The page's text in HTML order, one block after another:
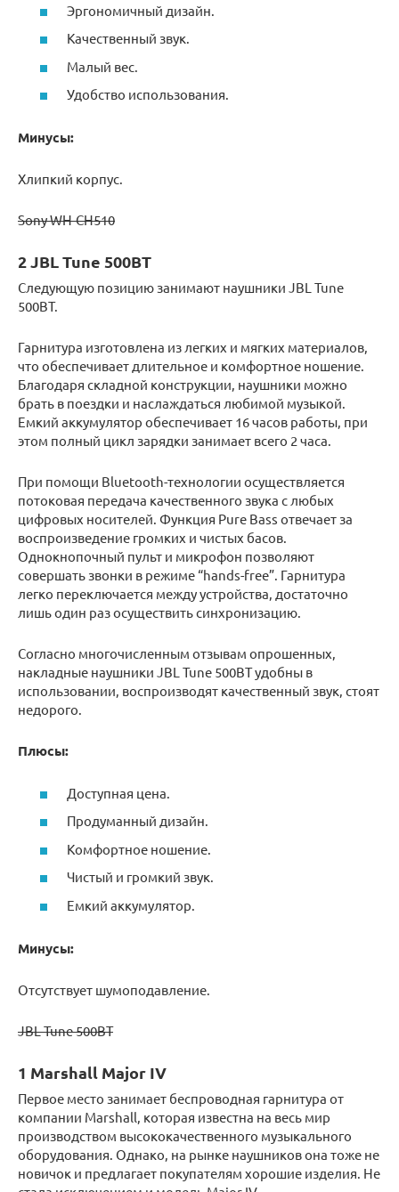
Эргономичный дизайн.
Качественный звук.
Малый вес.
Удобство использования.
Минусы:
Хлипкий корпус.
Sony WH-CH510
2 JBL Tune 500BT
Следующую позицию занимают наушники JBL Tune
500BT.
Гарнитура изготовлена из легких и мягких материалов,
что обеспечивает длительное и комфортное ношение.
Благодаря складной конструкции, наушники можно
брать в поездки и наслаждаться любимой музыкой.
Емкий аккумулятор обеспечивает 16 часов работы, при
этом полный цикл зарядки занимает всего 2 часа.
При помощи Bluetooth-технологии осуществляется
потоковая передача качественного звука с любых
цифровых носителей. Функция Pure Bass отвечает за
воспроизведение громких и чистых басов.
Однокнопочный пульт и микрофон позволяют
совершать звонки в режиме “hands-free”. Гарнитура
легко переключается между устройства, достаточно
лишь один раз осуществить синхронизацию.
Согласно многочисленным отзывам опрошенных,
накладные наушники JBL Tune 500BT удобны в
использовании, воспроизводят качественный звук, стоят
недорого.
Плюсы:
Доступная цена.
Продуманный дизайн.
Комфортное ношение.
Чистый и громкий звук.
Емкий аккумулятор.
Минусы:
Отсутствует шумоподавление.
JBL Tune 500BT
1 Marshall Major IV
Первое место занимает беспроводная гарнитура от
компании Marshall, которая известна на весь мир
производством высококачественного музыкального
оборудования. Однако, на рынке наушников она тоже не
новичок и предлагает покупателям хорошие изделия. Не